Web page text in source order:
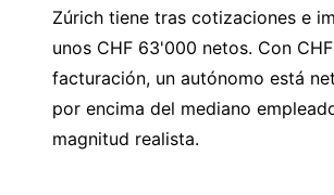
Zúrich tiene tras cotizaciones e
unos CHF 63'000 netos. Con
facturación, un autónomo está
por encima del mediano
magnitud realista.